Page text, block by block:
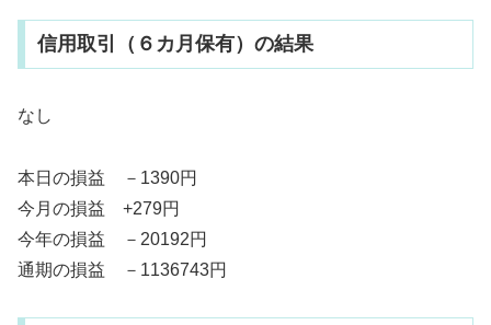
信用取引（６カ月保有）の結果
なし
本日の損益 －1390円
今月の損益 +279円
今年の損益 －20192円
通期の損益 －1136743円